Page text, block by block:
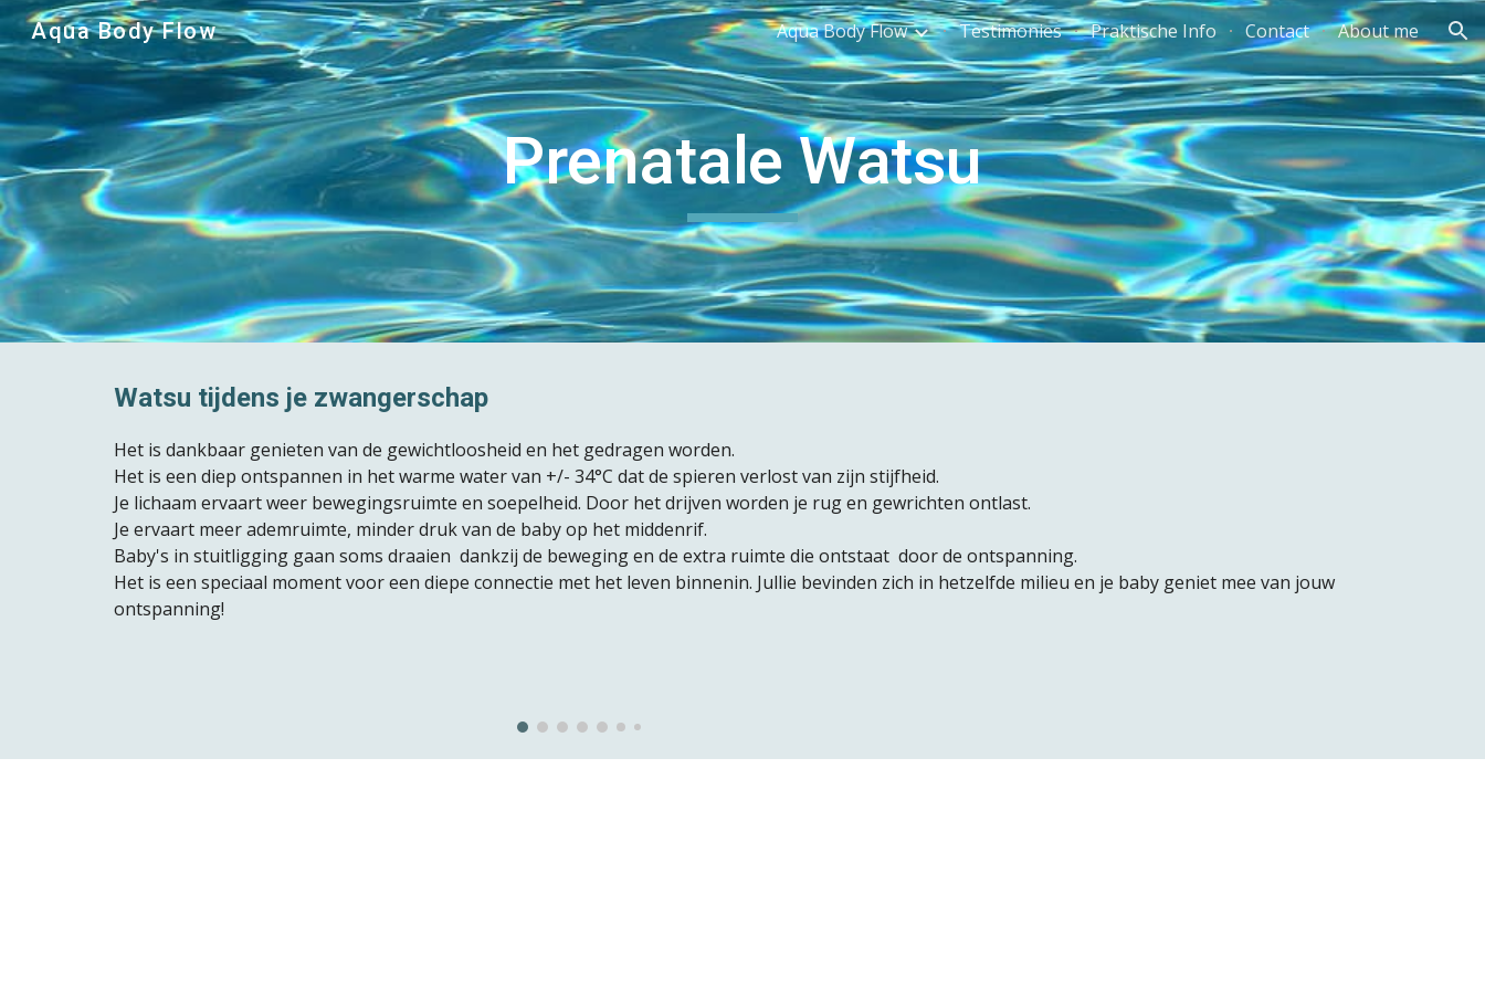
Skip to main content Skip to navigation
Aqua Body Flow Aqua Body Flow Testimonies Praktische Info Contact About me
Prenatale Watsu
Watsu tijdens je zwangerschap
Het is dankbaar genieten van de gewichtloosheid en het gedragen worden.
Het is een diep ontspannen in het warme water van +/- 34°C dat de spieren verlost van zijn stijfheid.
Je lichaam ervaart weer bewegingsruimte en soepelheid. Door het drijven worden je rug en gewrichten ontlast.
Je ervaart meer ademruimte, minder druk van de baby op het middenrif.
Baby's in stuitligging gaan soms draaien dankzij de beweging en de extra ruimte die ontstaat door de ontspanning.
Het is een speciaal moment voor een diepe connectie met het leven binnenin. Jullie bevinden zich in hetzelfde milieu en je baby geniet mee van jouw
ontspanning!